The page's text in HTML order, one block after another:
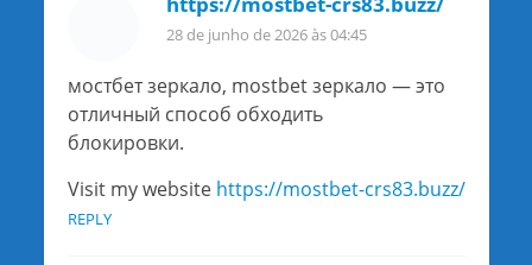
28 de junho de 2026 às 04:45
мостбет зеркало, mostbet зеркало — это
отличный способ обходить
блокировки.
Visit my website https://mostbet-crs83.buzz/
REPLY